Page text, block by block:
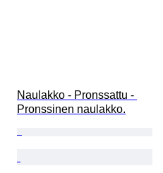
Naulakko - Pronssattu -
Pronssinen naulakko.